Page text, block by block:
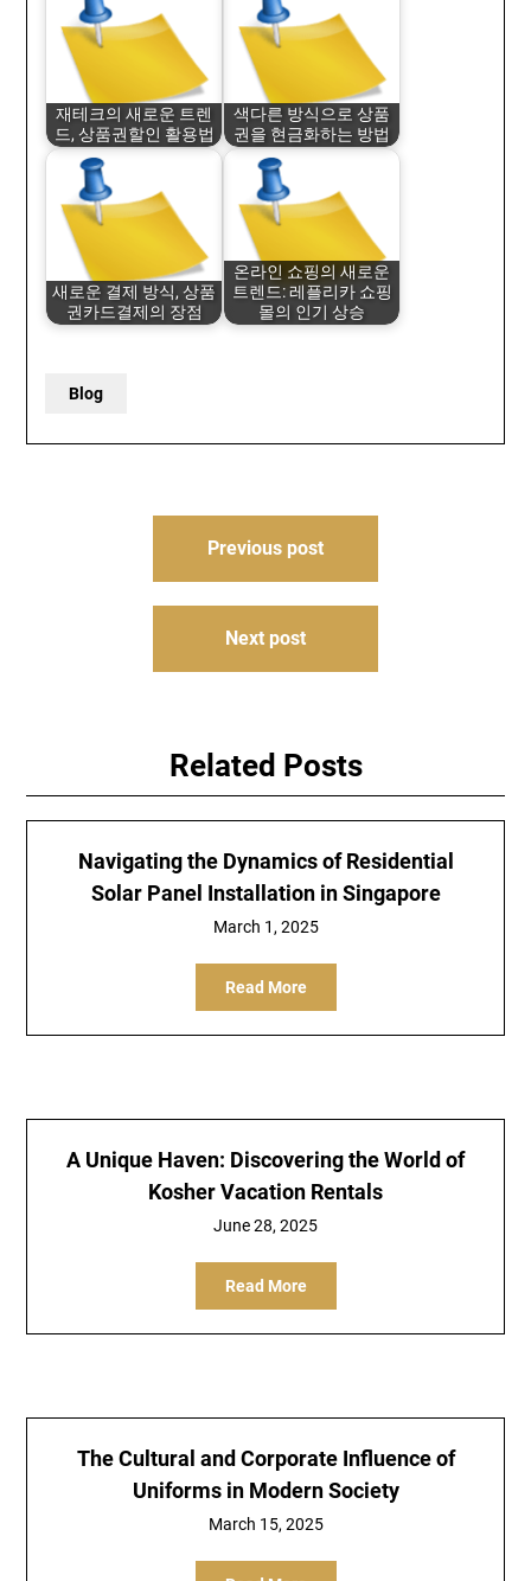
재테크의 새로운 트렌
드, 상품권할인 활용법
색다른 방식으로 상품
권을 현금화하는 방법
새로운 결제 방식, 상품
권카드결제의 장점
온라인 쇼핑의 새로운
트렌드: 레플리카 쇼핑
몰의 인기 상승
Blog
Previous post
Next post
Related Posts
Navigating the Dynamics of Residential
Solar Panel Installation in Singapore
March 1, 2025
Read More
A Unique Haven: Discovering the World of
Kosher Vacation Rentals
June 28, 2025
Read More
The Cultural and Corporate Influence of
Uniforms in Modern Society
March 15, 2025